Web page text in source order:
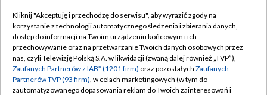
TVP
Abonament TVP
Emisja w TVP
Centrum informacji TVP
Regulamin TVP
Polityka prywatności
Moje zgody
Kliknij "Akceptuję i przechodzę do serwisu", aby wyrazić zgody na
korzystanie z technologii automatycznego śledzenia i zbierania danych,
dostęp do informacji na Twoim urządzeniu końcowym i ich
przechowywanie oraz na przetwarzanie Twoich danych osobowych przez
nas, czyli Telewizję Polską S.A. w likwidacji (zwaną dalej również „TVP”),
Zaufanych Partnerów z IAB* (1201 firm) oraz pozostałych Zaufanych
Partnerów TVP (93 firm), w celach marketingowych (w tym do
zautomatyzowanego dopasowania reklam do Twoich zainteresowań i